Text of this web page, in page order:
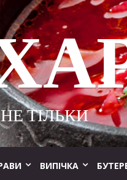
ТІЛЬКИ
ВИПІЧКА